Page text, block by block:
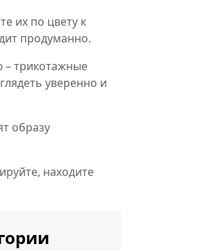
их по цвету к
продуманно.
– трикотажные
уверенно и
образу
находите